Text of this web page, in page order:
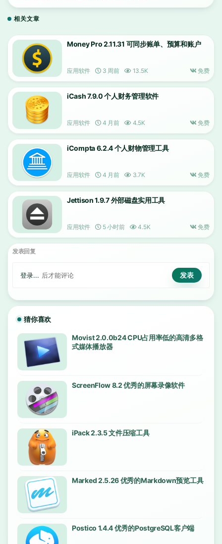
相关文章
Money Pro 2.11.31 可同步账单、预算和账户
应用软件 3 周前 13.5K 免费
iCash 7.9.0 个人财务管理软件
应用软件 4 月前 4.5K 免费
iCompta 6.2.4 个人财物管理工具
应用软件 4 月前 3.7K 免费
Jettison 1.9.7 外部磁盘实用工具
应用软件 5 小时前 4.5K 免费
发表回复
登录... 后才能评论
猜你喜欢
Movist 2.0.0b24 CPU占用率低的高清多格
式媒体播放器
ScreenFlow 8.2 优秀的屏幕录像软件
iPack 2.3.5 文件压缩工具
Marked 2.5.26 优秀的Markdown预览工具
Postico 1.4.4 优秀的PostgreSQL客户端